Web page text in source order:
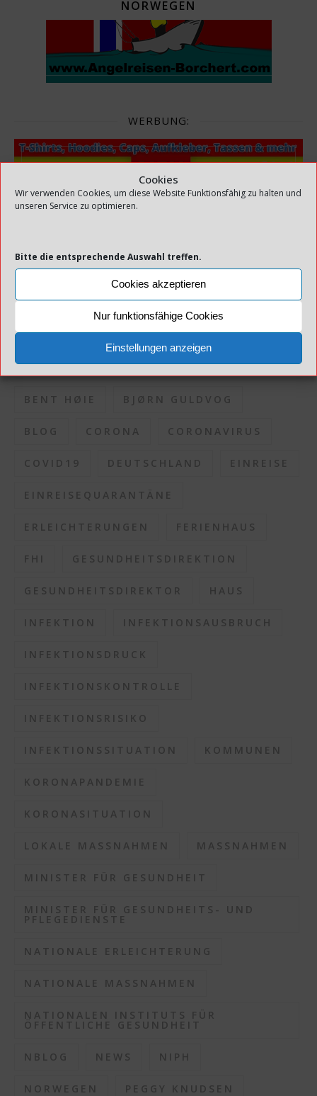
Cookies
Wir verwenden Cookies, um diese Website Funktionsfähig zu halten und
unseren Service zu optimieren.
Bitte die entsprechende Auswahl treffen.
Cookies akzeptieren
Nur funktionsfähige Cookies
Einstellungen anzeigen
NORWEGEN
WERBUNG:
NORWEGENFIEBER.DE - DESIGNS FÜR
SCHLAGWÖRTER
BENT HØIE BJØRN GULDVOG
BLOG CORONA CORONAVIRUS
COVID19 DEUTSCHLAND EINREISE
EINREISEQUARANTÄNE
ERLEICHTERUNGEN FERIENHAUS
FHI GESUNDHEITSDIREKTION
GESUNDHEITSDIREKTOR HAUS
INFEKTION INFEKTIONSAUSBRUCH
INFEKTIONSDRUCK
INFEKTIONSKONTROLLE
INFEKTIONSRISIKO
INFEKTIONSSITUATION KOMMUNEN
KORONAPANDEMIE
KORONASITUATION
LOKALE MASSNAHMEN MASSNAHMEN
MINISTER FÜR GESUNDHEIT
MINISTER FÜR GESUNDHEITS- UND
PFLEGEDIENSTE
NATIONALE ERLEICHTERUNG
NATIONALE MASSNAHMEN
NATIONALEN INSTITUTS FÜR
ÖFFENTLICHE GESUNDHEIT
NBLOG NEWS NIPH
NORWEGEN PEGGY KNUDSEN